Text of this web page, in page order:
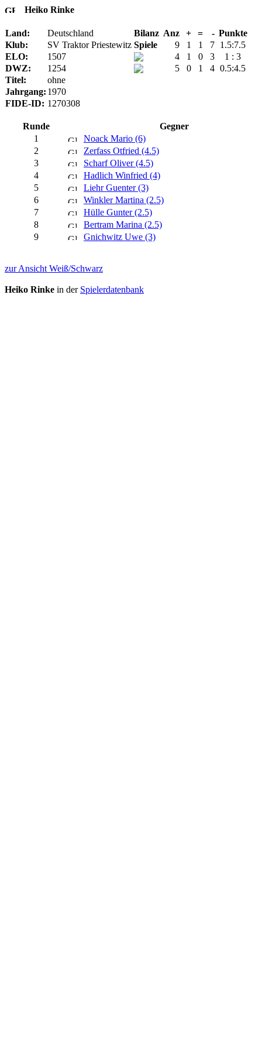
Heiko Rinke
Land: Deutschland Bilanz Anz + = - Punkte
Klub:
SV Traktor Priestewitz Spiele 9 1 1 7 1.5:7.5
ELO:
1507 4 1 0 3
1 : 3
DWZ:
1254 5 0 1 4 0.5:4.5
Titel:
ohne
Jahrgang: 1970
FIDE-ID: 1270308
Runde
Gegner
1
Noack Mario (6)
2
Zerfass Otfried (4.5)
3
Scharf Oliver (4.5)
4
Hadlich Winfried (4)
5
Liehr Guenter (3)
6
Winkler Martina (2.5)
7
Hülle Gunter (2.5)
8
Bertram Marina (2.5)
9
Gnichwitz Uwe (3)
zur Ansicht Weiß/Schwarz
Heiko Rinke in der Spielerdatenbank